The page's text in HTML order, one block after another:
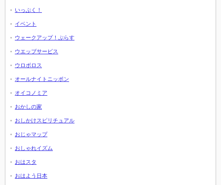
いっぷく！
イベント
ウェークアップ！ぷらす
ウエッブサービス
ウロボロス
オールナイトニッポン
オイコノミア
おかしの家
おしかけスピリチュアル
おじゃマップ
おしゃれイズム
おはスタ
おはよう日本